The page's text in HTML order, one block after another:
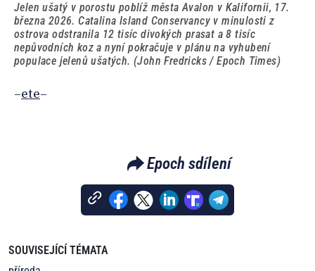
Jelen ušatý v porostu poblíž města Avalon v Kalifornii, 17.
března 2026. Catalina Island Conservancy v minulosti z
ostrova odstranila 12 tisíc divokých prasat a 8 tisíc
nepůvodních koz a nyní pokračuje v plánu na vyhubení
populace jelenů ušatých. (John Fredricks / Epoch Times)
–ete–
Epoch sdílení
SOUVISEJÍCÍ TÉMATA